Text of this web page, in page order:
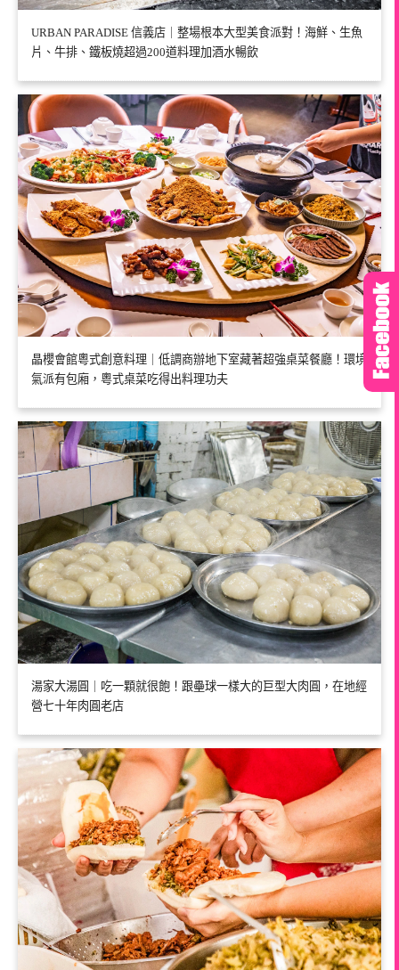
URBAN PARADISE 信義店｜整場根本大型美食派對！海鮮、生魚
片、牛排、鐵板燒超過200道料理加酒水暢飲
晶櫻會館粵式創意料理｜低調商辦地下室藏著超強桌菜餐廳！環境
氣派有包廂，粵式桌菜吃得出料理功夫
湯家大湯圓｜吃一顆就很飽！跟壘球一樣大的巨型大肉圓，在地經
營七十年肉圓老店